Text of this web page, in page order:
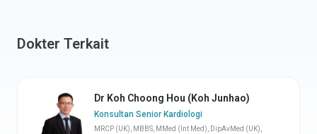
Dokter Terkait
Dr Koh Choong Hou (Koh Junhao)
Konsultan Senior Kardiologi
MRCP (UK), MBBS, MMed (Int Med), DipAvMed (UK),